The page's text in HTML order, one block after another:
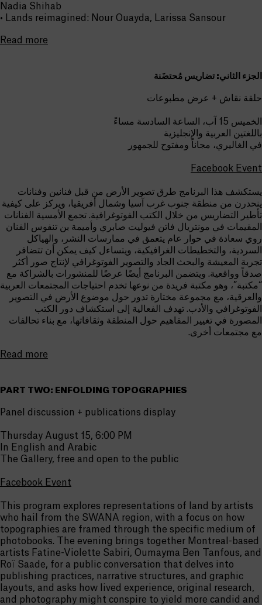
Nadia Shihab
• Lands reimagined: Nour Ouayda, Larissa Sansour
Read more
الجزء الثاني: تضاريس مُحتضَنة
حلقة نقاش + عرض مطبوعات
الخميس 15 آب، الساعة السادسة مساءً
باللغتين العربية والإنجليزية
في الغاليري، مجاناً ومفتوح للجمهور
Facebook Event
يستكشف هذا البرنامج طرق تصوير الأرض من قبل فنانين وفنانات
ينحدرن من منطقة جنوب غرب آسيا وشمال أفريقيا، ويركز على كيفية
تأطير التضاريس من خلال الكتب الفوتوغرافية. تجمع الأمسية الفنانات
المقيمات في مونتريال فاتن فيوليت صابري وأميمة بن تنفوس الفنان
روي سعادة في حوار عام يتعمق في ممارسات النشر، والهياكل
السردية، والتخطيطات الغرافيكية، ويتساءل كيف يمكن أن تتضافر
تجربة المعيشة والبحث الجاد والتصوير الفوتوغرافي لإنتاج صور أكثر
صدقاً وواقعية. ويتضمن البرنامج أيضًا عرضًا للمنشورات بالشراكة مع
“مكتبة”، وهو مكتبة فريدة من نوعها تخدم احتياجات المجتمعات العربية
والعرقية، مع مجموعة مختارة تدور حول موضوع الأرض في التصوير
الفوتوغرافي والأدب. تهدف الفعالية إلى استكشاف دور الكتب
المصورة في تغيير المفاهيم حول المنطقة وثقافاتها، مع بناء تحالفات
مع مجتمعات أخرى.
Read more
PART TWO: ENFOLDING TOPOGRAPHIES
Panel discussion + publications display
Thursday August 15, 6:00 PM
In English and Arabic
The Gallery, free and open to the public
Facebook Event
This program explores representations of land by artists
who hail from the SWANA region, with a focus on how
topographies are framed through the specific medium of
photobooks. The evening brings together Montreal-based
artists Fatine-Violette Sabiri, Oumayma Ben Tanfous, and
Roï Saade, for a public conversation that delves into
publishing practices, narrative structures, and graphic
layouts, and asks how lived experience, original research,
and photography might conspire to yield more candid and